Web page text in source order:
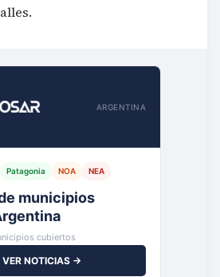
ARGENTINA
Patagonia NOA NEA
municipios
cubiertos
VER NOTICIAS →